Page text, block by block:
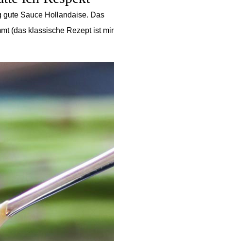
gute Sauce Hollandaise. Das
(das klassische Rezept ist mir